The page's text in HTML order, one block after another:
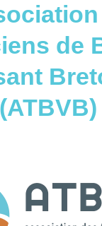
de
(ATBVB)